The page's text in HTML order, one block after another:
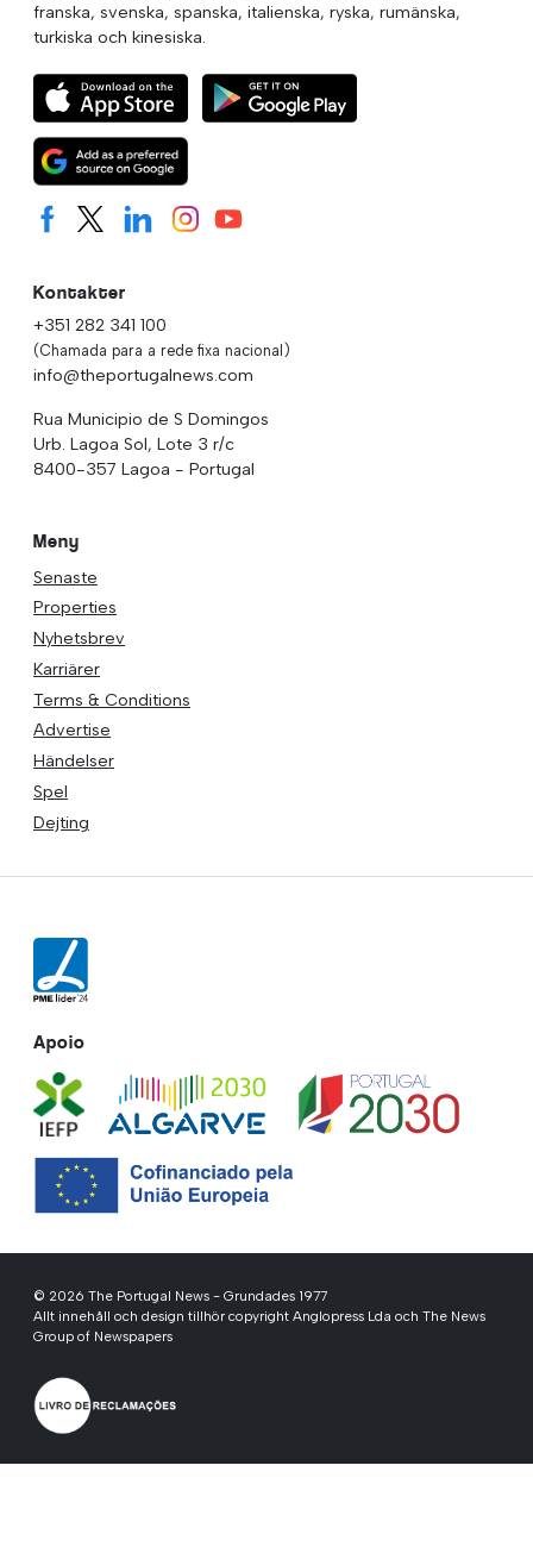
franska, svenska, spanska, italienska, ryska, rumänska,
turkiska och kinesiska.
Kontakter
+351 282 341 100
(Chamada para a rede fixa nacional)
info@theportugalnews.com
Rua Municipio de S Domingos
Urb. Lagoa Sol, Lote 3 r/c
8400-357 Lagoa - Portugal
Meny
Senaste
Properties
Nyhetsbrev
Karriärer
Terms & Conditions
Advertise
Händelser
Spel
Dejting
Apoio
© 2026 The Portugal News - Grundades 1977
Allt innehåll och design tillhör copyright Anglopress Lda och The News
Group of Newspapers